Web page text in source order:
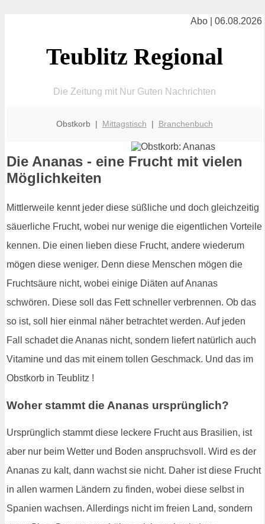
Abo | 06.08.2026
Teublitz Regional
Die Zeitung mit Nur Guten Nachrichten
Obstkorb | Mittagstisch | Branchenbuch
Die Ananas - eine Frucht mit vielen
Möglichkeiten
Mittlerweile kennt jeder diese süßliche und doch gleichzeitig
säuerliche Frucht, wobei nur wenige die eigentlichen Vorteile
kennen. Die einen lieben diese Frucht, andere wiederum
mögen diese weniger. Denn diese Menschen mögen die
Fruchtsäure nicht, wobei einige Diäten auf Ananas
schwören. Diese soll das Fett schneller verbrennen. Ob das
so ist, soll hier einmal näher betrachtet werden. Auf jeden
Fall schadet die Ananas nicht, sondern liefert natürlich auch
Vitamine und das mit einem tollen Geschmack. Und das im
Obstkorb in Teublitz !
Woher stammt die Ananas ursprünglich?
Ursprünglich stammt diese leckere Frucht aus Brasilien, ist
aber nur beim Wetter und Boden anspruchsvoll. Wird es der
Ananas zu kalt, dann wachst sie nicht. Daher ist diese Frucht
in allen warmen Ländern zu finden, wobei diese selbst in
Spanien wachsen. Allerdings nicht im freien Land, sondern